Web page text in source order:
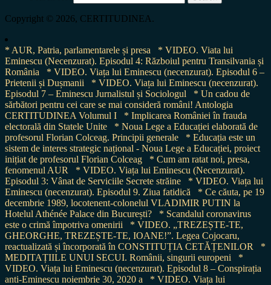
Copyright © 2026, CERTITUDINEA.
* AUR, Patria, parlamentarele și presa
* VIDEO. Viata lui
Eminescu (Necenzurat). Episodul 4: Războiul pentru Transilvania și
România
* VIDEO. Viața lui Eminescu (necenzurat). Episodul 6 –
Prietenii și Dușmanii
* VIDEO. Viața lui Eminescu (necenzurat).
Episodul 7 – Eminescu Jurnalistul și Sociologul
* Un cadou de
sărbători pentru cei care se mai consideră români! Antologia
CERTITUDINEA Volumul I
* Implicarea României în frauda
electorală din Statele Unite
* Noua Lege a Educației elaborată de
profesorul Florian Colceag. Principii generale
* Educația este un
sistem de interes strategic național - Noua Lege a Educației, proiect
inițiat de profesorul Florian Colceag
* Cum am ratat noi, presa,
fenomenul AUR
* VIDEO. Viața lui Eminescu (Necenzurat).
Episodul 3: Vânat de Serviciile Secrete străine
* VIDEO. Viața lui
Eminescu (necenzurat). Episodul 9. Ziua fatidică
* Ce căuta, pe 19
decembrie 1989, locotenent-colonelul VLADIMIR PUTIN la
Hotelul Athénée Palace din București?
* Scandalul coronavirus
este o crimă împotriva omenirii
* VIDEO. „TREZEȘTE-TE,
GHEORGHE, TREZEȘTE-TE, IOANE!”. Legea Cojocaru,
reactualizată și încorporată în CONSTITUȚIA CETĂȚENILOR
*
MEDITAȚIILE UNUI SECUI. Românii, singurii europeni
*
VIDEO. Viața lui Eminescu (necenzurat). Episodul 8 – Conspirația
anti-Eminescu noiembrie 30, 2020 a
* VIDEO. Viața lui